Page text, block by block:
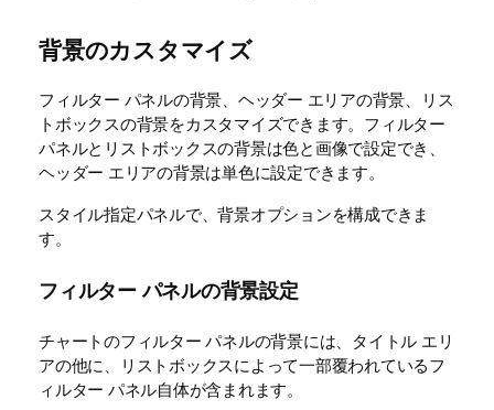
背景のカスタマイズ
フィルター パネルの背景、ヘッダー エリアの背景、リス
トボックスの背景をカスタマイズできます。フィルター
パネルとリストボックスの背景は色と画像で設定でき、
ヘッダー エリアの背景は単色に設定できます。
スタイル指定パネルで、背景オプションを構成できま
す。
フィルター パネルの背景設定
チャートのフィルター パネルの背景には、タイトル エリ
アの他に、リストボックスによって一部覆われているフ
ィルター パネル自体が含まれます。